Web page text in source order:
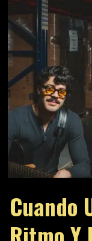
Cuando